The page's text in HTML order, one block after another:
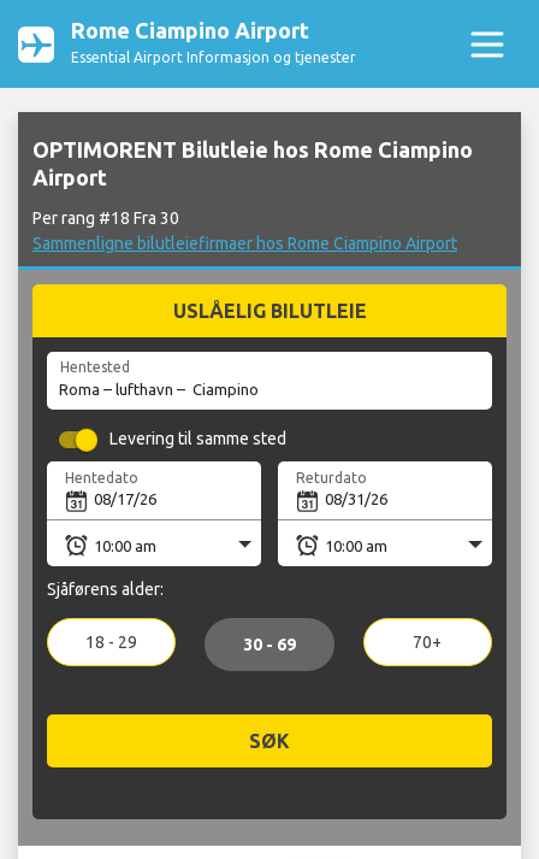
Rome Ciampino Airport
Essential Airport Informasjon og tjenester
OPTIMORENT Bilutleie hos Rome Ciampino
Airport
Per rang #18 Fra 30
Sammenligne bilutleiefirmaer hos Rome Ciampino Airport
USLÅELIG BILUTLEIE
Hentested
Levering til samme sted
Hentedato Returdato
Sjåførens alder:
18 - 29 30 - 69 70+
SØK